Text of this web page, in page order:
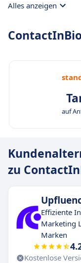
Alles anzeigen
auf
zu
Effiziente
Marketing
Marken
Kostenlose